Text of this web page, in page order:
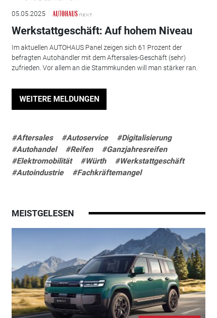
05.05.2025
Werkstattgeschäft: Auf hohem Niveau
Im aktuellen AUTOHAUS Panel zeigen sich 61 Prozent der
befragten Autohändler mit dem Aftersales-Geschäft (sehr)
zufrieden. Vor allem an die Stammkunden will man stärker ran.
WEITERE MELDUNGEN
#Aftersales #Autoservice
#Digitalisierung
#Autohandel
#Reifen
#Ganzjahresreifen
#Elektromobilität
#Würth
#Werkstattgeschäft
#Autoindustrie
#Fachkräftemangel
MEISTGELESEN